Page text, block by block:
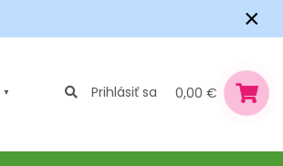
×
Prihlásiť sa 0,00 €